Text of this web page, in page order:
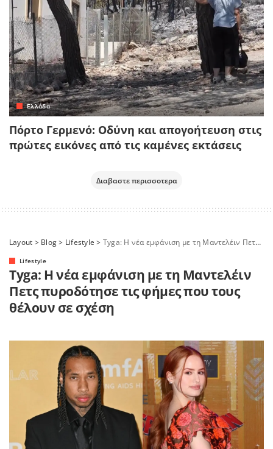
Ελλάδα
Πόρτο Γερμενό: Οδύνη και απογοήτευση στις
πρώτες εικόνες από τις καμένες εκτάσεις
Διαβαστε περισσοτερα
Layout > Blog> Lifestyle > Tyga: Η νέα εμφάνιση με τη Μαντελέιν Πετς πυροδότησε τις φήμες που τους θέλουν σε σχέση
Lifestyle
Tyga: Η νέα εμφάνιση με τη Μαντελέιν
Πετς πυροδότησε τις φήμες που τους
θέλουν σε σχέση